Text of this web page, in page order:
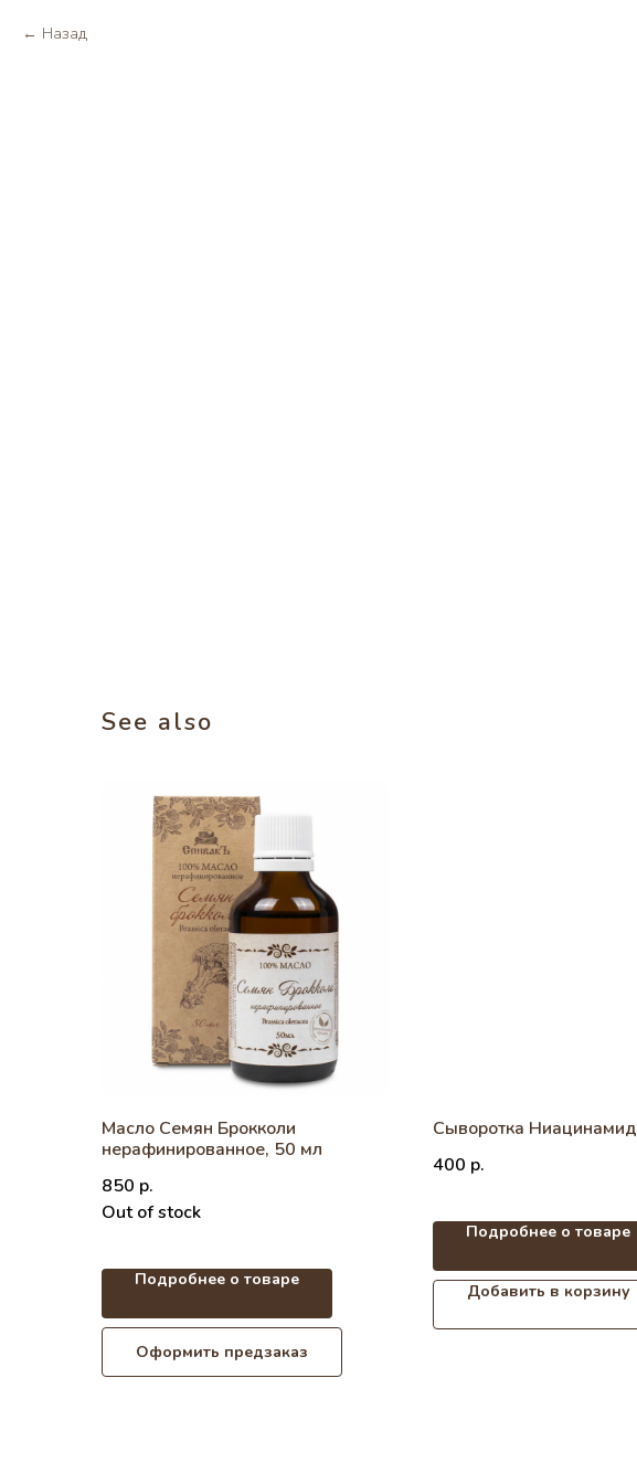
Назад
See also
Масло Семян Брокколи
нерафинированное, 50 мл
850 р.
Out of stock
Подробнее о товаре
Оформить предзаказ
Сыворотка Ниацинамид
400 р.
Подробнее о товаре
Добавить в корзину